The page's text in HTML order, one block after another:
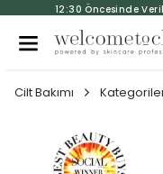
12:30 Öncesinde
Cilt Bakımı